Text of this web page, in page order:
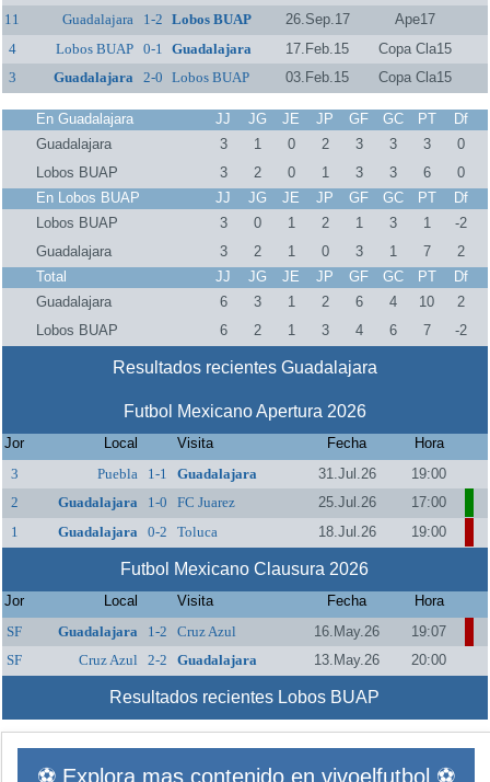
11
Guadalajara 1-2 Lobos BUAP 26.Sep.17
Ape17
4
Lobos BUAP 0-1 Guadalajara 17.Feb.15
Copa Cla15
3
Guadalajara 2-0 Lobos BUAP 03.Feb.15 Copa Cla15
En Guadalajara JJ JG JE JP GF GC PT
Df
Guadalajara
3 1 0 2 3 3 3
0
Lobos BUAP
3 2 0 1 3 3 6
0
En Lobos BUAP
JJ JG JE JP GF GC PT
Df
Lobos BUAP
3 0 1 2 1 3 1
-2
Guadalajara
3 2 1 0 3 1 7
2
Total
JJ JG JE JP GF GC PT
Df
Guadalajara
6 3 1 2 6 4 10
2
Lobos BUAP
6 2 1 3 4 6 7 -2
Resultados recientes Guadalajara
Futbol Mexicano Apertura 2026
Jor Local Visita Fecha
Hora
3
Puebla 1-1 Guadalajara 31.Jul.26
19:00
2
Guadalajara 1-0 FC Juarez 25.Jul.26
17:00
1
Guadalajara 0-2 Toluca 18.Jul.26 19:00
Futbol Mexicano Clausura 2026
Jor Local Visita Fecha
Hora
SF
Guadalajara 1-2 Cruz Azul 16.May.26
19:07
SF
Cruz Azul 2-2 Guadalajara 13.May.26 20:00
Resultados recientes Lobos BUAP
⚽ Explora mas contenido en vivoelfutbol ⚽